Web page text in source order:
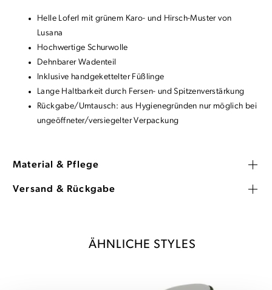
Helle Loferl mit grünem Karo- und Hirsch-Muster von
Lusana
Hochwertige Schurwolle
Dehnbarer Wadenteil
Inklusive handgekettelter Füßlinge
Lange Haltbarkeit durch Fersen- und Spitzenverstärkung
Rückgabe/Umtausch: aus Hygienegründen nur möglich bei
ungeöffneter/versiegelter Verpackung
Material & Pflege
Versand & Rückgabe
ÄHNLICHE STYLES